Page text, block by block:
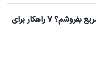
چگونه ماشینم را سریع بفروشم؟ ۷ راهکار برای